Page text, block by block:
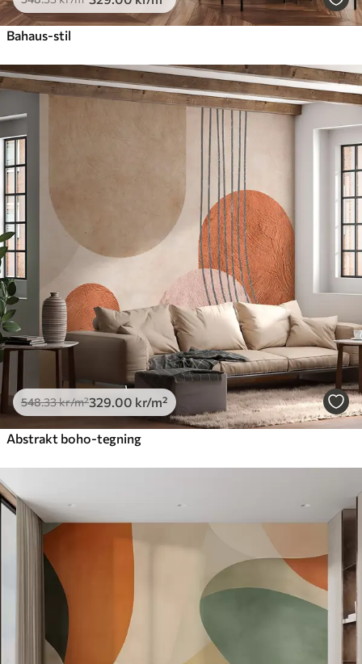
Bahaus-stil
548.33kr/m²329.00 kr/m²
Abstrakt boho-tegning